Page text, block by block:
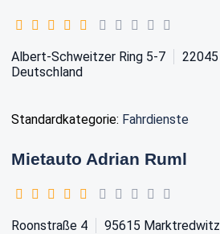
Albert-Schweitzer Ring 5-7 22045
Deutschland
Standardkategorie: Fahrdienste
Mietauto Adrian Ruml
Roonstraße 4 95615 Marktredwitz